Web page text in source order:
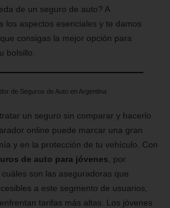
de un seguro de auto? A
los aspectos esenciales y te damos
consigas la mejor opción para
bolsillo.
de Seguros de Auto en Argentina
un seguro sin comparar y hacerlo
online puede marcar una gran
y en la protección de tu vehículo. Con
de auto para jóvenes , por
son las aseguradoras que
a este segmento de usuarios,
tarifas más altas. Los jóvenes